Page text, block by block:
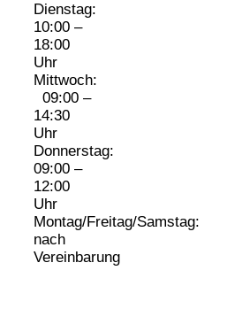
Dienstag:
10:00 –
18:00
Uhr
Mittwoch:
09:00 –
14:30
Uhr
Donnerstag:
09:00 –
12:00
Uhr
Montag/Freitag/Samstag:
nach
Vereinbarung